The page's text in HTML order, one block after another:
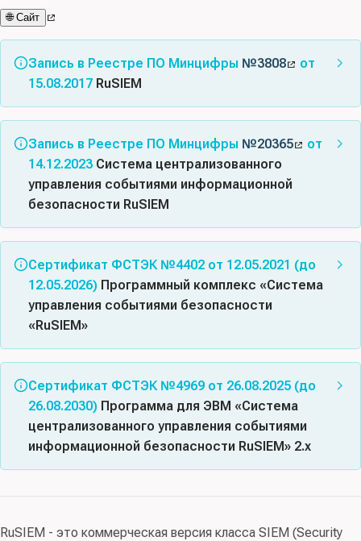
🌐 Сайт
Запись в Реестре ПО Минцифры №3808
от
15.08.2017 RuSIEM
Альтернативные названия:РуСИЕМ
Класс(ы) ПО:02.13 - Средства обеспечения
информационной безопасности (№621); 02.11 -
Системы мониторинга и управления (№621); 04.13 -
Системы сбора, хранения, обработки, анализа,
моделирования и визуализации массивов данных
Код(ы) продукции:58.29.29 Обеспечение программное
прикладное прочее на электронном носителе;
58.29.32 Обеспечение программное прикладное для
Правообладатель:ООО “РУСИЕМ” (ИНН 7731317045)
Запись в Реестре ПО Минцифры №20365
от
14.12.2023 Система централизованного
управления событиями информационной
безопасности RuSIEM
Класс(ы) ПО:03.02 - Средства управления событиями
информационной безопасности; 03.15 - Средства
обнаружения угроз и расследования сетевых
Код(ы) продукции:
по разработке программного обеспечения;
информационных технологий
Правообладатель:ООО “РуСИЕМ” (ИНН 7731317045)
Сертификат ФСТЭК №4402 от 12.05.2021 (до
12.05.2026) Программный комплекс «Система
управления событиями безопасности
«RuSIEM»
Соответствует требованиям документов: Требования
доверия(4), ТУ
Схема сертификации:серия, испытательная
лаборатория:АО «ДОКУМЕНТАЛЬНЫЕ СИСТЕМЫ»
орган сертификации: ФАУ «ГНИИИ ПТЗИ ФСТЭК
России», заявитель:ООО «РуСИЕМ»
Сертификат ФСТЭК №4969 от 26.08.2025 (до
26.08.2030) Программа для ЭВМ «Система
централизованного управления событиями
информационной безопасности RuSIEM» 2.х
Схема сертификации:серия, испытательная
RuSIEM - это коммерческая версия класса SIEM (Security